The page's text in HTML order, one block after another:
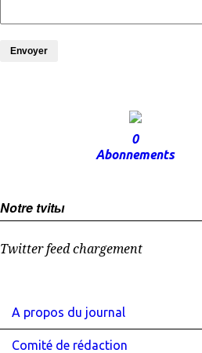
Envoyer
0
Abonnements
Notre tvitы
Twitter feed chargement
A propos du journal
Comité de rédaction